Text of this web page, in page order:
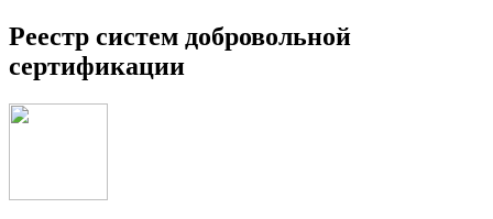
Реестр систем добровольной
сертификации